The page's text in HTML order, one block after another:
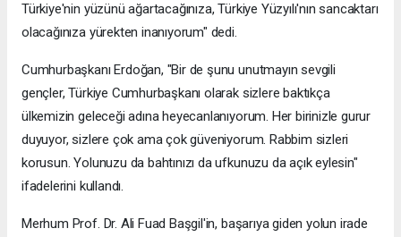
Türkiye'nin yüzünü ağartacağınıza, Türkiye Yüzyılı'nın sancaktarı
olacağınıza yürekten inanıyorum" dedi.
Cumhurbaşkanı Erdoğan, "Bir de şunu unutmayın sevgili
gençler, Türkiye Cumhurbaşkanı olarak sizlere baktıkça
ülkemizin geleceği adına heyecanlanıyorum. Her birinizle gurur
duyuyor, sizlere çok ama çok güveniyorum. Rabbim sizleri
korusun. Yolunuzu da bahtınızı da ufkunuzu da açık eylesin"
ifadelerini kullandı.
Merhum Prof. Dr. Ali Fuad Başgil'in, başarıya giden yolun irade